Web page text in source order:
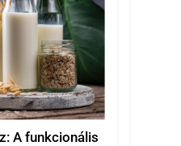
A funkcionális